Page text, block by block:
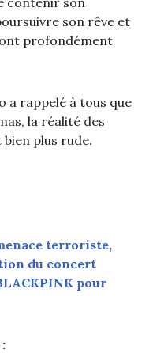
son rêve et
profondément
a rappelé à tous que
la réalité des
plus rude.
terroriste,
du concert
pour